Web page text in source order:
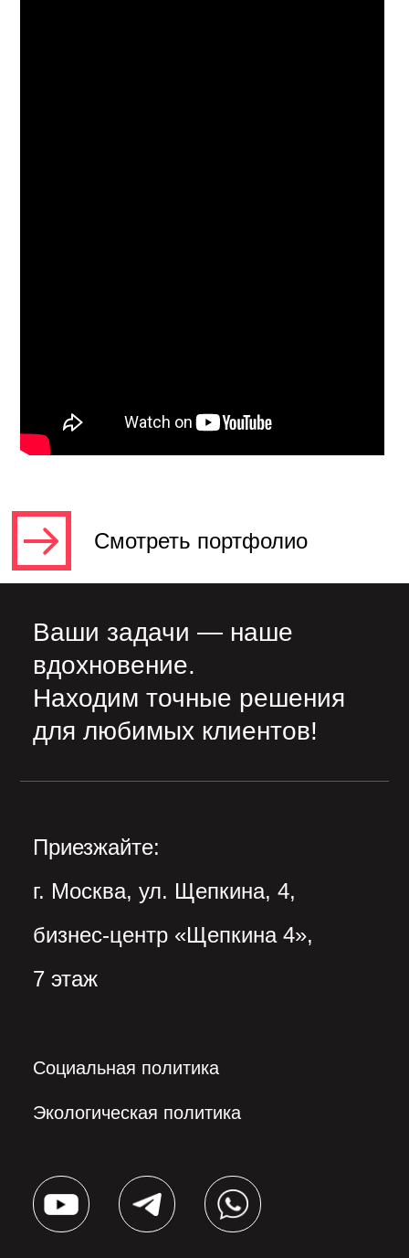
Смотреть портфолио
Ваши задачи — наше
вдохновение.
Находим точные решения
для любимых клиентов!
Приезжайте:
г. Москва, ул. Щепкина, 4,
бизнес-центр «Щепкина 4»,
7 этаж
Социальная политика
Экологическая политика